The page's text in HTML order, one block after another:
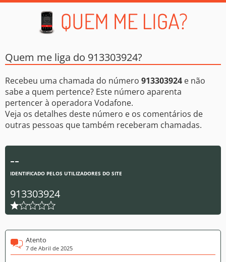
Quem me liga do 913303924?
Recebeu uma chamada do número 913303924 e não
sabe a quem pertence? Este número aparenta
pertencer à operadora Vodafone.
Veja os detalhes deste número e os comentários de
outras pessoas que também receberam chamadas.
--
IDENTIFICADO PELOS UTILIZADORES DO SITE
913303924
Atento
7 de Abril de 2025